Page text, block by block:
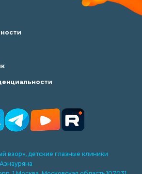
взор», детские глазные клиники